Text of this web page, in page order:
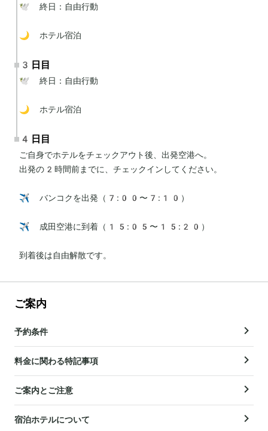
🕊 終日：自由行動
🌙 ホテル宿泊
3日目
🕊 終日：自由行動
🌙 ホテル宿泊
4日目
ご自身でホテルをチェックアウト後、出発空港へ。
出発の2時間前までに、チェックインしてください。
✈️ バンコクを出発（7:00〜7:10）
✈️ 成田空港に到着（15:05〜15:20）
到着後は自由解散です。
ご案内
予約条件
料金に関わる特記事項
ご案内とご注意
宿泊ホテルについて